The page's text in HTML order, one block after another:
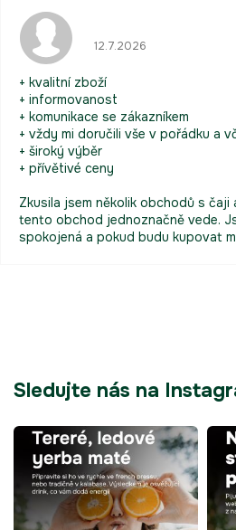
12.7.2026
+ kvalitní zboží
+ informovanost
+ komunikace se zákazníkem
+ vždy mi doručili vše v pořádku a
+ široký výběr
+ přívětivé ceny
Zkusila jsem několik obchodů s
tento obchod jednoznačně vede.
spokojená a pokud budu kupovat
Sledujte nás na